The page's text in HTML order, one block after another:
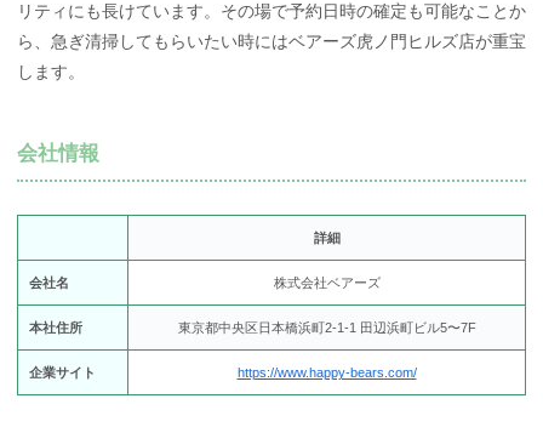
リティにも長けています。その場で予約日時の確定も可能なことか
ら、急ぎ清掃してもらいたい時にはベアーズ虎ノ門ヒルズ店が重宝
します。
会社情報
詳細
会社名 株式会社ベアーズ
本社住所 東京都中央区日本橋浜町2-1-1 田辺浜町ビル5〜7F
企業サイト https://www.happy-bears.com/